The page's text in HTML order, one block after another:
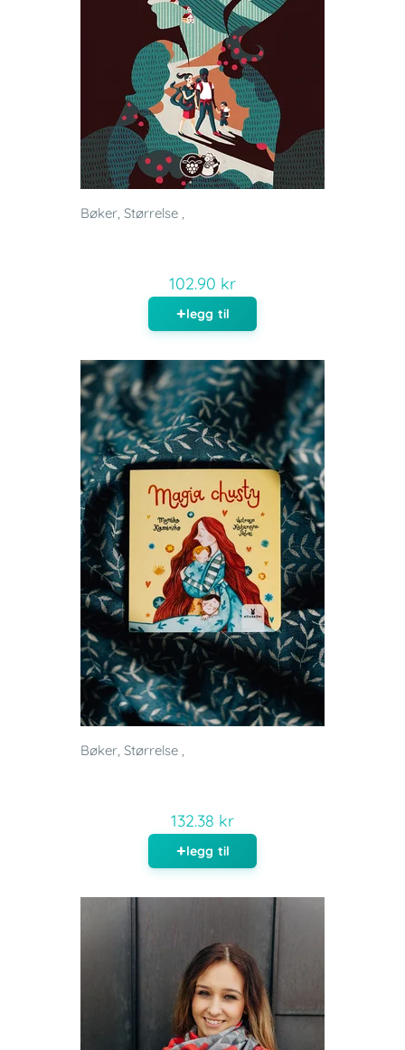
Bøker, Størrelse ,
102.90 kr
legg til
Bøker, Størrelse ,
132.38 kr
legg til